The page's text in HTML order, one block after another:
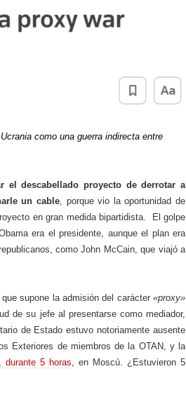
como una guerra indirecta entre
el descabellado proyecto de derrotar a
un cable , porque vio la oportunidad de
en gran medida bipartidista. El golpe
era el presidente, aunque el plan era
como John McCain, que viajó a
supone la admisión del carácter «proxy»
de su jefe al presentarse como mediador,
de Estado estuvo notoriamente ausente
Exteriores de miembros de la OTAN, y la
durante 5 horas , en Moscú. ¿Estuvieron 5